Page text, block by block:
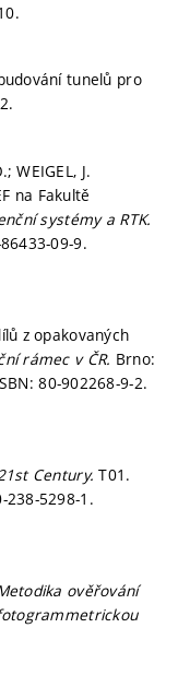
budování tunelů pro
WEIGEL, J.
na Fakultě
systémy a RTK.
09-9.
z opakovaných
rámec v ČR. Brno:
80-902268-9-2.
Century.T01.
238-5298-1.
ověřování